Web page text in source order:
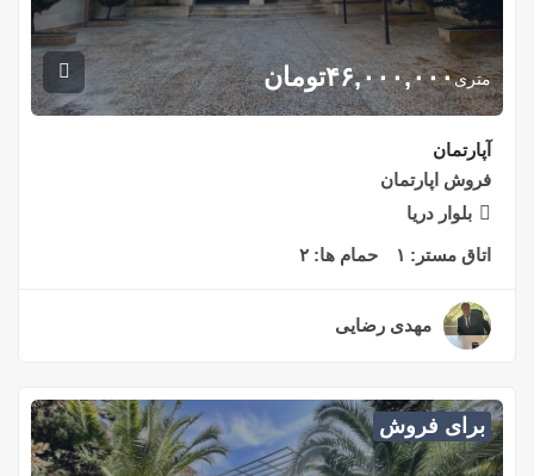
متری۴۶,۰۰۰,۰۰۰تومان
آپارتمان
فروش اپارتمان
بلوار دریا
اتاق مستر: ۱ حمام ها: ۲
مهدی رضایی
برای فروش